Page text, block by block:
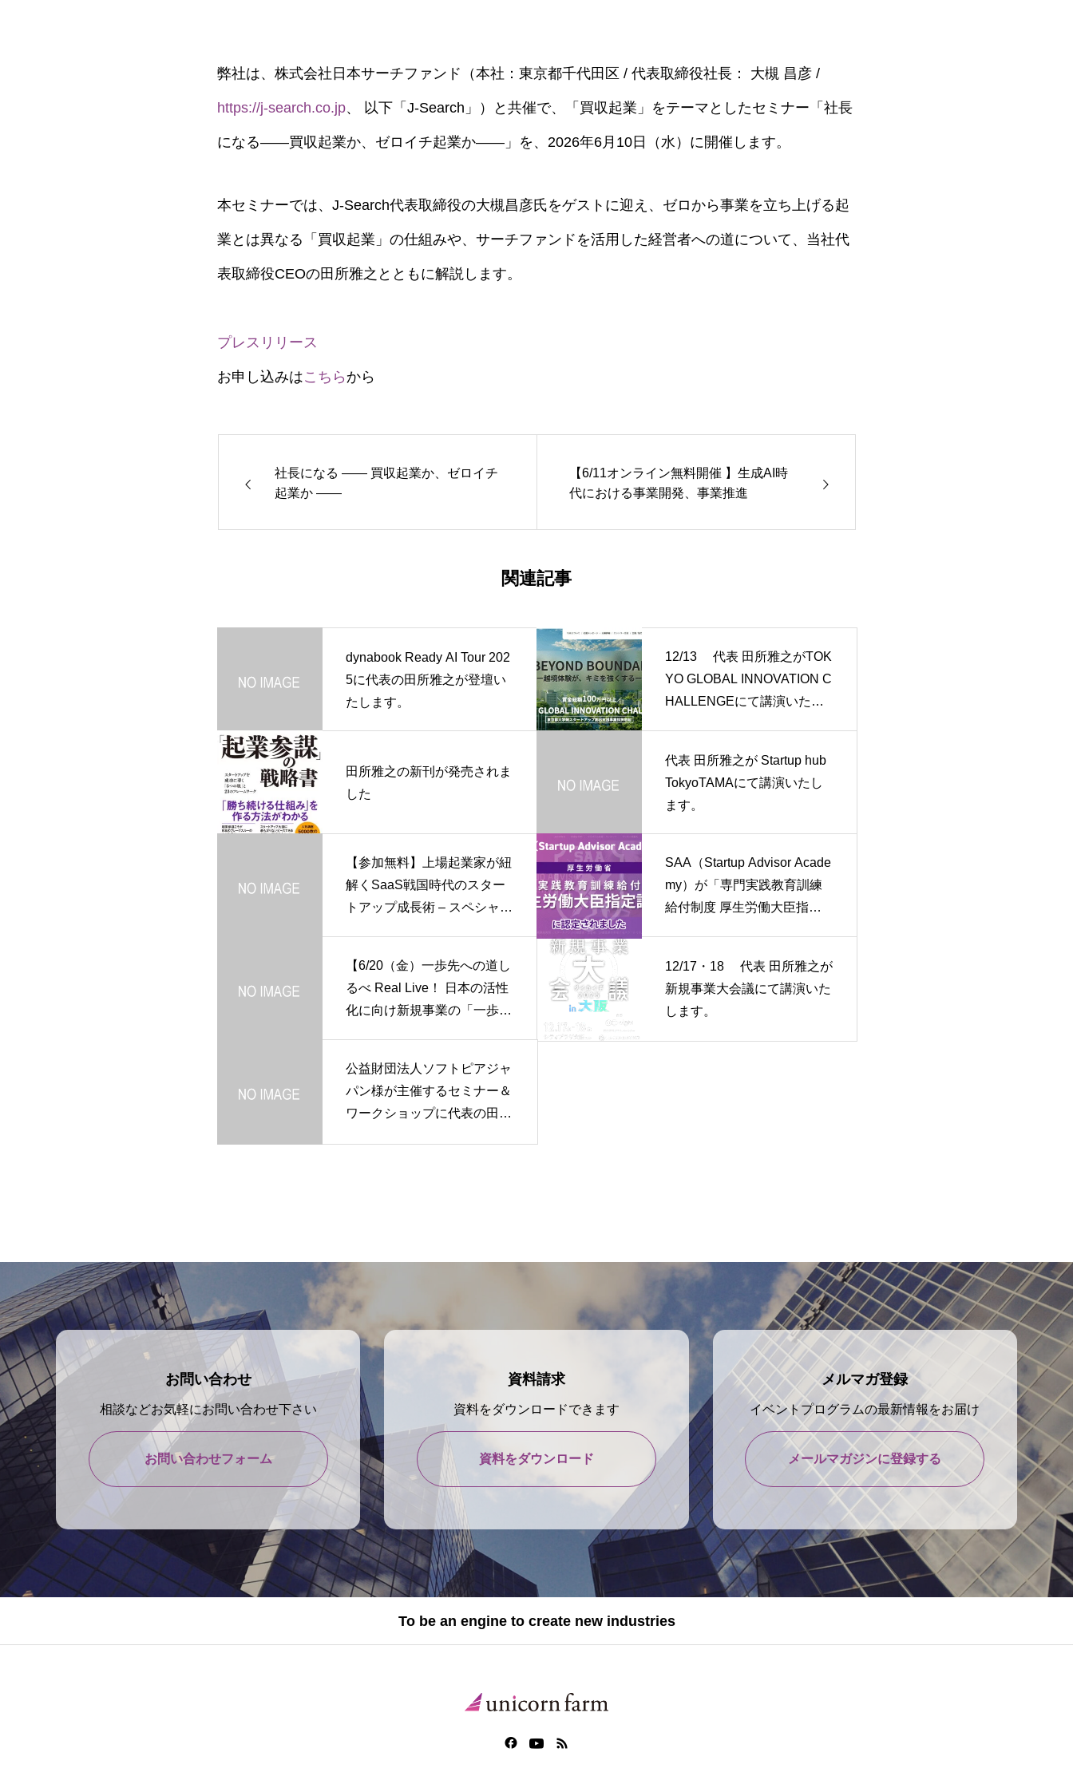
弊社は、株式会社日本サーチファンド（本社：東京都千代田区 / 代表取締役社長： 大槻 昌彦 /
https://j-search.co.jp、 以下「J-Search」）と共催で、「買収起業」をテーマとしたセミナー「社長
になる――買収起業か、ゼロイチ起業か――」を、2026年6月10日（水）に開催します。
本セミナーでは、J-Search代表取締役の大槻昌彦氏をゲストに迎え、ゼロから事業を立ち上げる起
業とは異なる「買収起業」の仕組みや、サーチファンドを活用した経営者への道について、当社代
表取締役CEOの田所雅之とともに解説します。
プレスリリース
お申し込みはこちらから
社長になる —— 買収起業か、ゼロイチ
起業か ——
【6/11オンライン無料開催 】生成AI時
代における事業開発、事業推進
関連記事
dynabook Ready AI Tour 202
5に代表の田所雅之が登壇い
たします。
12/13 代表 田所雅之がTOK
YO GLOBAL INNOVATION C
HALLENGEにて講演いたし
田所雅之の新刊が発売されま
した
代表 田所雅之が Startup hub
TokyoTAMAにて講演いたし
ます。
【参加無料】上場起業家が紐
解くSaaS戦国時代のスター
トアップ成長術 – スペシャル
@渋谷】
SAA（Startup Advisor Acade
my）が「専門実践教育訓練
給付制度 厚生労働大臣指定
【6/20（金）一歩先への道し
るべ Real Live！ 日本の活性
化に向け新規事業の「一歩
す】
12/17・18 代表 田所雅之が
新規事業大会議にて講演いた
します。
公益財団法人ソフトピアジャ
パン様が主催するセミナー＆
ワークショップに代表の田所
お問い合わせ
相談などお気軽にお問い合わせ下さい
お問い合わせフォーム
資料請求
資料をダウンロードできます
資料をダウンロード
メルマガ登録
イベントプログラムの最新情報をお届け
メールマガジンに登録する
To be an engine to create new industries